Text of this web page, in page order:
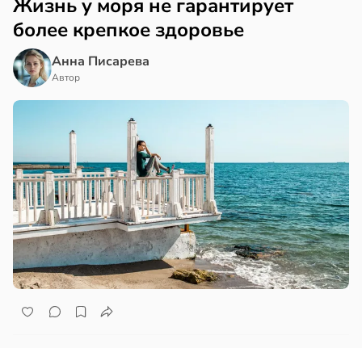
Жизнь у моря не гарантирует
более крепкое здоровье
Анна Писарева
Автор